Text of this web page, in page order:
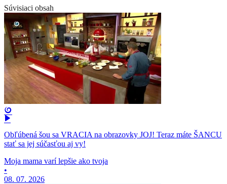
Súvisiaci obsah
Obľúbená šou sa VRACIA na obrazovky JOJ! Teraz máte ŠANCU
stať sa jej súčasťou aj vy!
Moja mama varí lepšie ako tvoja
•
08. 07. 2026